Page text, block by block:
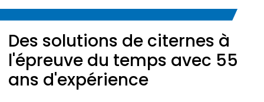
Breadcrumb
Des solutions de citernes à
l'épreuve du temps avec 55
ans d'expérience